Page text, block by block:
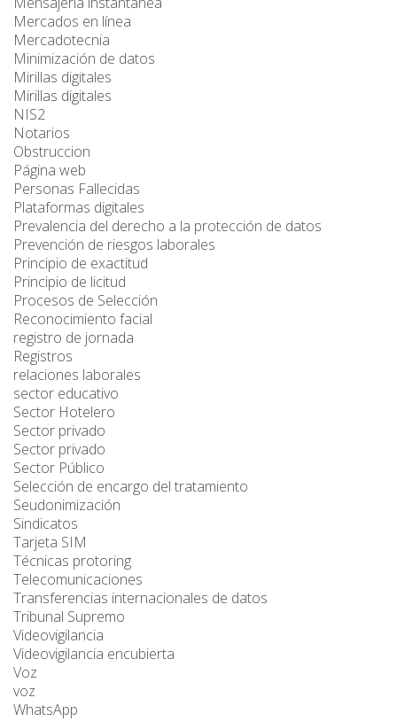
Mercados en línea
Mercadotecnia
Minimización de datos
Mirillas digitales
Mirillas digitales
NIS2
Notarios
Obstruccion
Página web
Personas Fallecidas
Plataformas digitales
Prevalencia del derecho a la protección de datos
Prevención de riesgos laborales
Principio de exactitud
Principio de licitud
Procesos de Selección
Reconocimiento facial
registro de jornada
Registros
relaciones laborales
sector educativo
Sector Hotelero
Sector privado
Sector privado
Sector Público
Selección de encargo del tratamiento
Seudonimización
Sindicatos
Tarjeta SIM
Técnicas protoring
Telecomunicaciones
Transferencias internacionales de datos
Tribunal Supremo
Videovigilancia
Videovigilancia encubierta
Voz
voz
WhatsApp